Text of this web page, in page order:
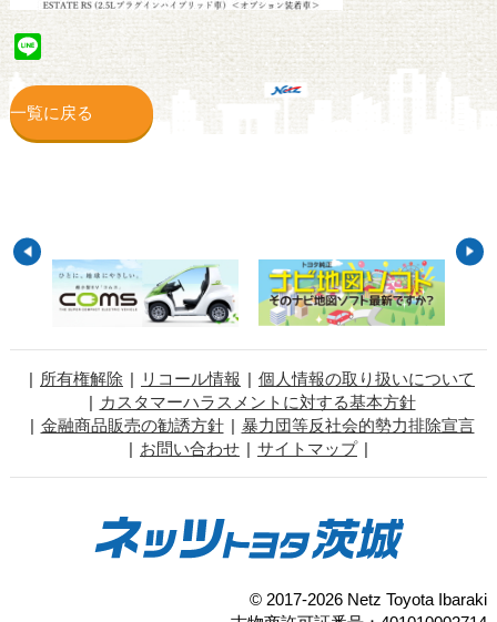
一覧に戻る
所有権解除 リコール情報
個人情報の取り扱いについて
カスタマーハラスメントに対する基本方針
金融商品販売の勧誘方針
暴力団等反社会的勢力排除宣言
お問い合わせ
サイトマップ
© 2017-2026 Netz Toyota Ibaraki